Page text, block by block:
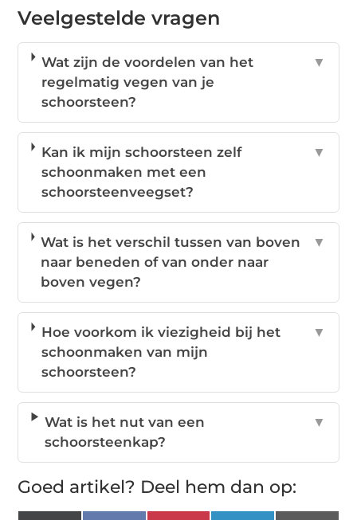
Veelgestelde vragen
Wat zijn de voordelen van het
regelmatig vegen van je
schoorsteen?
▼
Kan ik mijn schoorsteen zelf
schoonmaken met een
schoorsteenveegset?
▼
Wat is het verschil tussen van boven
naar beneden of van onder naar
boven vegen?
▼
Hoe voorkom ik viezigheid bij het
schoonmaken van mijn
schoorsteen?
▼
Wat is het nut van een
schoorsteenkap?
▼
Goed artikel? Deel hem dan op: